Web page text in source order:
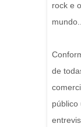
rock e
de
público